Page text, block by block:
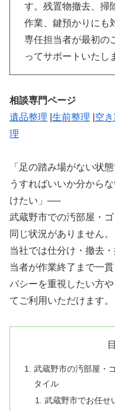
す。残置物撤去、掃
作業、鍵預かりにも
専任担当者が最初の
ってサポートいたし
相談専門ページ
遺品整理 生前整理 空
理
「足の踏み場がない状
うすればいいか分から
けたい」──
武蔵野市での汚部屋・
同じ状況がありません。
当社では仕分け・撤去
当者が作業終了まで一
バシーを重視したい方
てご利用いただけます。
武蔵野市の汚部屋・
タイル
武蔵野市でお任せ